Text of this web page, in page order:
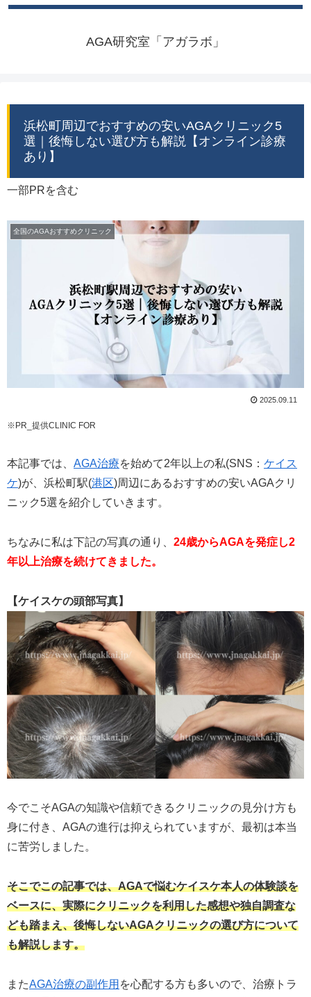
AGA研究室「アガラボ」
浜松町周辺でおすすめの安いAGAクリニック5
選｜後悔しない選び方も解説【オンライン診療
あり】
一部PRを含む
全国のAGAおすすめクリニック
2025.09.11
※PR_提供CLINIC FOR
本記事では、 AGA治療を始めて2年以上の私(SNS： ケイス
ケ)が、浜松町駅(港区)周辺にあるおすすめの安いAGAクリ
ニック5選を紹介していきます。
ちなみに私は下記の写真の通り、 24歳からAGAを発症し2
年以上治療を続けてきました。
【ケイスケの頭部写真】
今でこそAGAの知識や信頼できるクリニックの見分け方も
身に付き、AGAの進行は抑えられていますが、最初は本当
に苦労しました。
そこでこの記事では、AGAで悩むケイスケ本人の体験談を
ベースに、実際にクリニックを利用した感想や独自調査な
ども踏まえ、後悔しないAGAクリニックの選び方について
も解説します。
またAGA治療の副作用 を心配する方も多いので、治療トラ